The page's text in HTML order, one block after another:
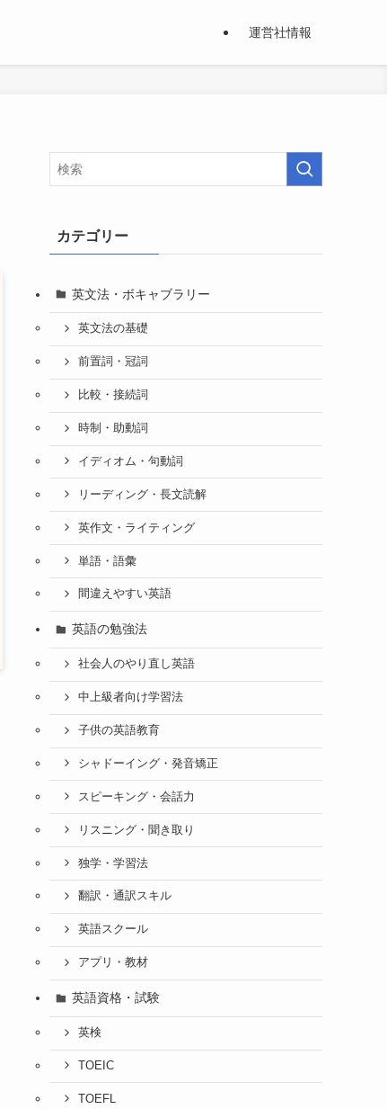
運営社情報
カテゴリー
英文法・ボキャブラリー
英文法の基礎
前置詞・冠詞
比較・接続詞
時制・助動詞
イディオム・句動詞
リーディング・長文読解
英作文・ライティング
単語・語彙
間違えやすい英語
英語の勉強法
社会人のやり直し英語
中上級者向け学習法
子供の英語教育
シャドーイング・発音矯正
スピーキング・会話力
リスニング・聞き取り
独学・学習法
翻訳・通訳スキル
英語スクール
アプリ・教材
英語資格・試験
英検
TOEIC
TOEFL